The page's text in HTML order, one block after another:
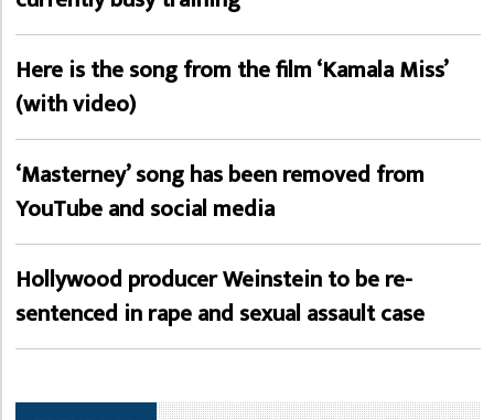
Here is the song from the film ‘Kamala Miss’
(with video)
‘Masterney’ song has been removed from
YouTube and social media
Hollywood producer Weinstein to be re-
sentenced in rape and sexual assault case